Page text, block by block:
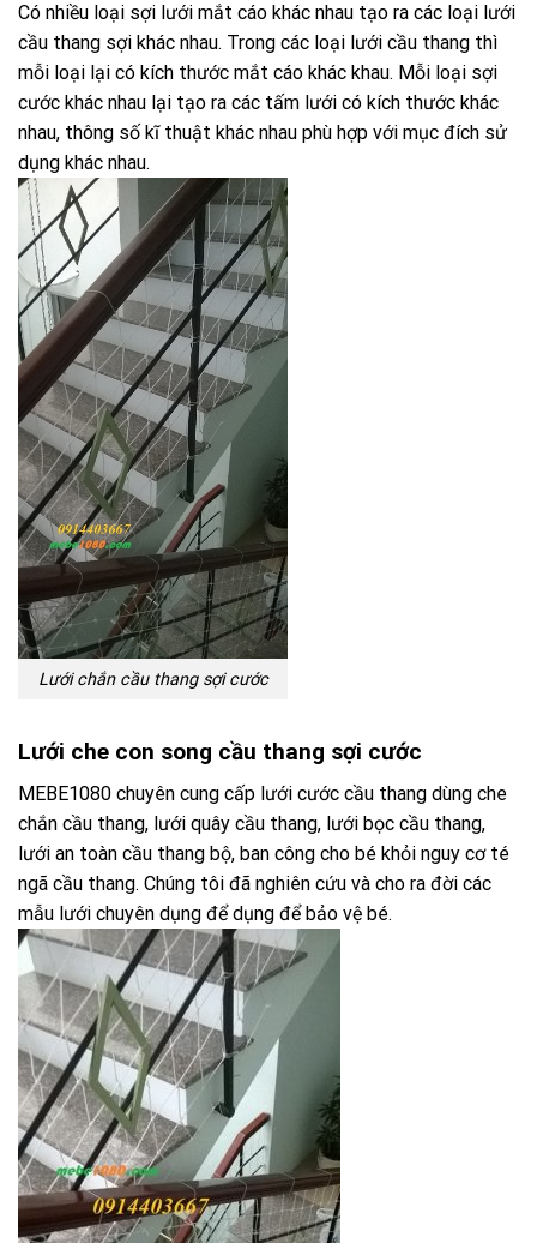
Có nhiều loại sợi lưới mắt cáo khác nhau tạo ra các loại lưới
cầu thang sợi khác nhau. Trong các loại lưới cầu thang thì
mỗi loại lại có kích thước mắt cáo khác khau. Mỗi loại sợi
cước khác nhau lại tạo ra các tấm lưới có kích thước khác
nhau, thông số kĩ thuật khác nhau phù hợp với mục đích sử
dụng khác nhau.
Lưới chắn cầu thang sợi cước
Lưới che con song cầu thang sợi cước
MEBE1080 chuyên cung cấp lưới cước cầu thang dùng che
chắn cầu thang, lưới quây cầu thang, lưới bọc cầu thang,
lưới an toàn cầu thang bộ, ban công cho bé khỏi nguy cơ té
ngã cầu thang. Chúng tôi đã nghiên cứu và cho ra đời các
mẫu lưới chuyên dụng để dụng để bảo vệ bé.